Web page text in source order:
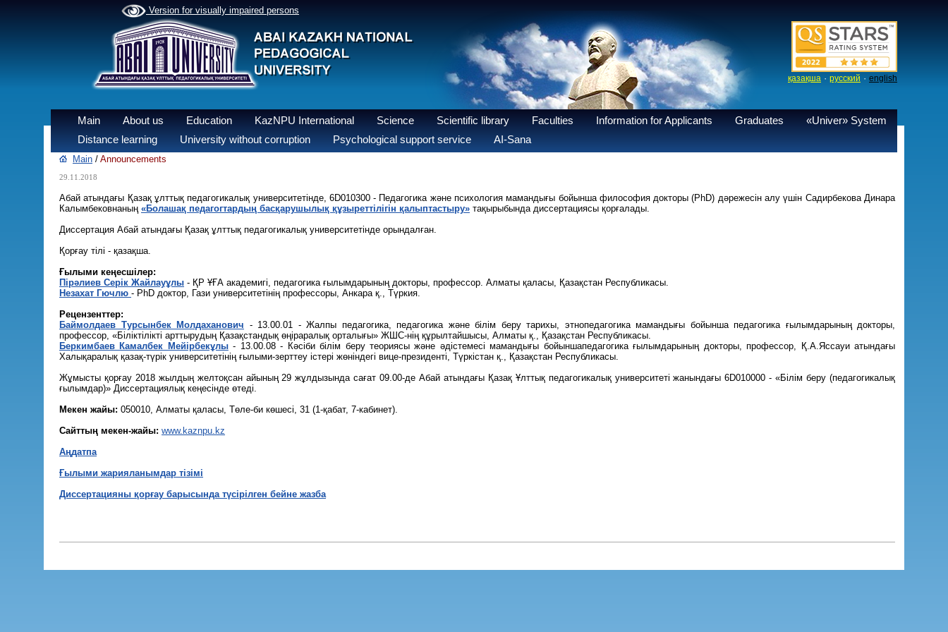
Version for visually impaired persons
қазақша · русский · english
Main About us Education KazNPU International Science Scientific library Faculties Information for Applicants Graduates
«Univer» System
Distance learning
University without corruption Psychological support service AI-Sana
Main / Announcements
29.11.2018
Абай атындағы Қазақ ұлттық педагогикалық университетінде, 6D010300 - Педагогика және психология мамандығы бойынша философия докторы (РhD) дәрежесін алу үшін Садирбекова Динара
Калымбековнаның «Болашақ педагогтардың басқарушылық құзыреттілігін қалыптастыру» тақырыбында диссертациясы қорғалады.
Диссертация Абай атындағы Қазақ ұлттық педагогикалық университетінде орындалған.
Қорғау тілі - қазақша.
Ғылыми кеңесшілер:
Пірәлиев Серік Жайлауұлы - ҚР ҰҒА академигі, педагогика ғылымдарының докторы, профессор. Алматы қаласы, Қазақстан Республикасы.
Незахат Гючлю - PhD доктор, Гази университетінің профессоры, Анкара қ., Түркия.
Рецензенттер:
Баймолдаев Турсынбек Молдаханович - 13.00.01 - Жалпы педагогика, педагогика және білім беру тарихы, этнопедагогика мамандығы бойынша педагогика ғылымдарының докторы,
профессор, «Біліктілікті арттырудың Қазақстандық өңіраралық орталығы» ЖШС-нің құрылтайшысы, Алматы қ., Қазақстан Республикасы.
Беркимбаев Камалбек Мейірбекұлы- 13.00.08 - Кәсіби білім беру теориясы және әдістемесі мамандығы бойыншапедагогика ғылымдарының докторы, профессор, Қ.А.Яссауи атындағы
Халықаралық қазақ-түрік университетінің ғылыми-зерттеу істері жөніндегі вице-президенті, Түркістан қ., Қазақстан Республикасы.
Жұмысты қорғау 2018 жылдың желтоқсан айының 29 жұлдызында сағат 09.00-де Абай атындағы Қазақ Ұлттық педагогикалық университеті жанындағы 6D010000 - «Білім беру (педагогикалық
ғылымдар)» Диссертациялық кеңесінде өтеді.
Мекен жайы: 050010, Алматы қаласы, Төле-би көшесі, 31 (1-қабат, 7-кабинет).
Сайттың мекен-жайы: www.kaznpu.kz
Аңдатпа
Ғылыми жарияланымдар тізімі
Диссертацияны қорғау барысында түсірілген бейне жазба